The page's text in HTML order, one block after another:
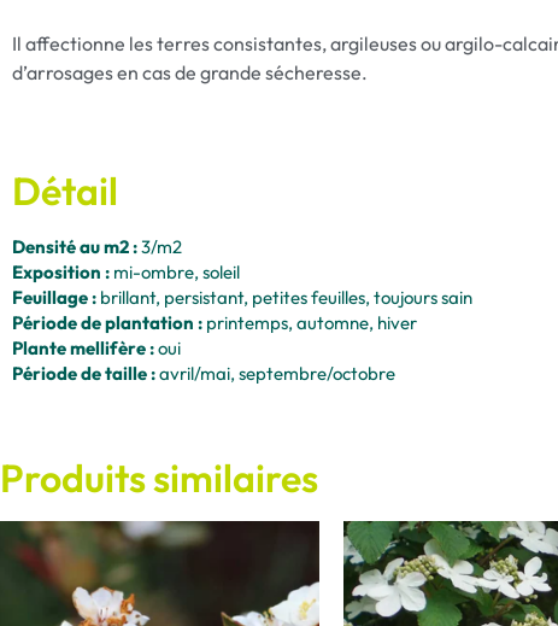
Il affectionne les terres consistantes, argileuses ou argilo-
d’arrosages en cas de grande sécheresse.
Détail
Densité au m2 :3/m2
Exposition : mi-ombre, soleil
Feuillage : brillant, persistant, petites feuilles, toujours sain
Période de plantation : printemps, automne, hiver
Plante mellifère :oui
Période de taille :avril/mai, septembre/octobre
Produits similaires